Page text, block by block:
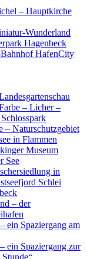
– Hauptkirche
Wunderland
Hagenbeck
HafenCity
– Licher –
– Naturschutzgebiet
in Flammen
Museum
See
in
Schlei
– der
ein Spaziergang am
ein Spaziergang zur